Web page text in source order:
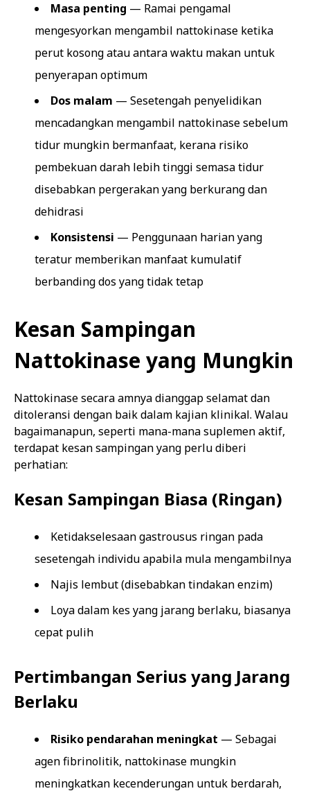
Masa penting — Ramai pengamal
mengesyorkan mengambil nattokinase ketika
perut kosong atau antara waktu makan untuk
penyerapan optimum
Dos malam — Sesetengah penyelidikan
mencadangkan mengambil nattokinase sebelum
tidur mungkin bermanfaat, kerana risiko
pembekuan darah lebih tinggi semasa tidur
disebabkan pergerakan yang berkurang dan
dehidrasi
Konsistensi — Penggunaan harian yang
teratur memberikan manfaat kumulatif
berbanding dos yang tidak tetap
Kesan Sampingan
Nattokinase yang Mungkin
Nattokinase secara amnya dianggap selamat dan
ditoleransi dengan baik dalam kajian klinikal. Walau
bagaimanapun, seperti mana-mana suplemen aktif,
terdapat kesan sampingan yang perlu diberi
perhatian:
Kesan Sampingan Biasa (Ringan)
Ketidakselesaan gastrousus ringan pada
sesetengah individu apabila mula mengambilnya
Najis lembut (disebabkan tindakan enzim)
Loya dalam kes yang jarang berlaku, biasanya
cepat pulih
Pertimbangan Serius yang Jarang
Berlaku
Risiko pendarahan meningkat — Sebagai
agen fibrinolitik, nattokinase mungkin
meningkatkan kecenderungan untuk berdarah,